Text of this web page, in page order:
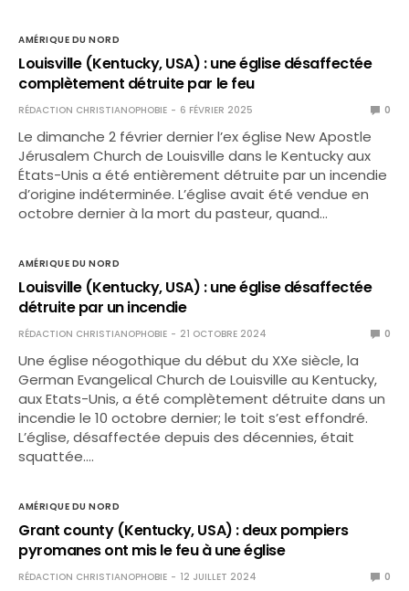
AMÉRIQUE DU NORD
Louisville (Kentucky, USA) : une église désaffectée
complètement détruite par le feu
RÉDACTION CHRISTIANOPHOBIE 6 FÉVRIER 2025 0
Le dimanche 2 février dernier l’ex église New Apostle
Jérusalem Church de Louisville dans le Kentucky aux
États-Unis a été entièrement détruite par un incendie
d’origine indéterminée. L’église avait été vendue en
octobre dernier à la mort du pasteur, quand…
AMÉRIQUE DU NORD
Louisville (Kentucky, USA) : une église désaffectée
détruite par un incendie
RÉDACTION CHRISTIANOPHOBIE 21 OCTOBRE 2024 0
Une église néogothique du début du XXe siècle, la
German Evangelical Church de Louisville au Kentucky,
aux Etats-Unis, a été complètement détruite dans un
incendie le 10 octobre dernier; le toit s’est effondré.
L’église, désaffectée depuis des décennies, était
squattée.…
AMÉRIQUE DU NORD
Grant county (Kentucky, USA) : deux pompiers
pyromanes ont mis le feu à une église
RÉDACTION CHRISTIANOPHOBIE 12 JUILLET 2024 0